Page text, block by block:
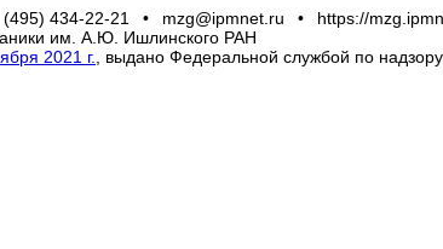
(495) 434-22-21 • mzg@ipmnet.ru •
https://
им. А.Ю. Ишлинского РАН
2021 г.
, выдано Федеральной службой по